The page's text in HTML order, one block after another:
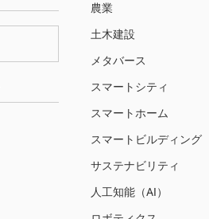
農業
土木建設
メタバース
スマートシティ
スマートホーム
スマートビルディング
サステナビリティ
人工知能（AI）